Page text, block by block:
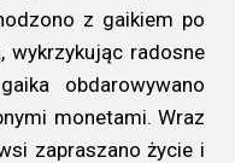
z gaikiem po
wykrzykując radosne
obdarowywano
monetami. Wraz
zapraszano życie i